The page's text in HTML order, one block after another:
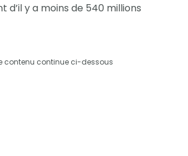
d’il y a moins de 540 millions
contenu continue ci-dessous